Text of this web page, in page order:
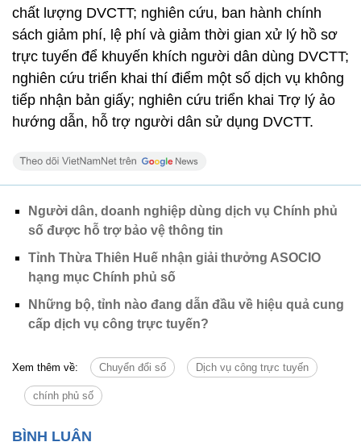
chất lượng DVCTT; nghiên cứu, ban hành chính
sách giảm phí, lệ phí và giảm thời gian xử lý hồ sơ
trực tuyến để khuyến khích người dân dùng DVCTT;
nghiên cứu triển khai thí điểm một số dịch vụ không
tiếp nhận bản giấy; nghiên cứu triển khai Trợ lý ảo
hướng dẫn, hỗ trợ người dân sử dụng DVCTT.
Người dân, doanh nghiệp dùng dịch vụ Chính phủ
số được hỗ trợ bảo vệ thông tin
Tỉnh Thừa Thiên Huế nhận giải thưởng ASOCIO
hạng mục Chính phủ số
Những bộ, tỉnh nào đang dẫn đầu về hiệu quả cung
cấp dịch vụ công trực tuyến?
Xem thêm về: Chuyển đổi số Dịch vụ công trực tuyến
chính phủ số